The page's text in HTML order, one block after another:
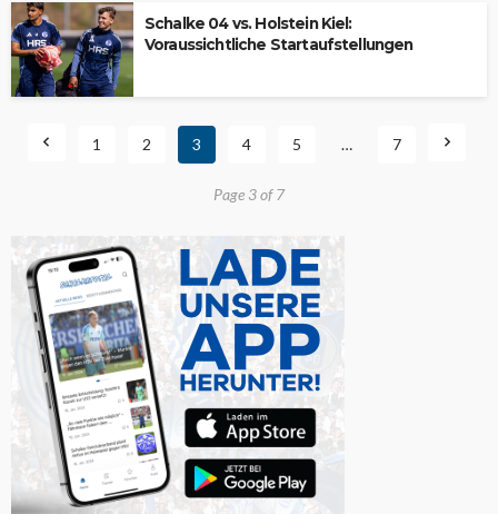
Schalke 04 vs. Holstein Kiel:
Voraussichtliche Startaufstellungen
1 2 3 4 5 … 7
Page 3 of 7